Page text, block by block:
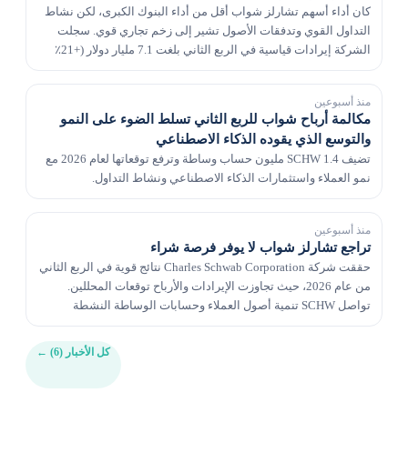
كان أداء أسهم تشارلز شواب أقل من أداء البنوك الكبرى، لكن نشاط
التداول القوي وتدفقات الأصول تشير إلى زخم تجاري قوي. سجلت
الشركة إيرادات قياسية في الربع الثاني بلغت 7.1 مليار دولار (+21٪
منذ أسبوعين
مكالمة أرباح شواب للربع الثاني تسلط الضوء على النمو
والتوسع الذي يقوده الذكاء الاصطناعي
تضيف SCHW 1.4 مليون حساب وساطة وترفع توقعاتها لعام 2026 مع
نمو العملاء واستثمارات الذكاء الاصطناعي ونشاط التداول.
منذ أسبوعين
تراجع تشارلز شواب لا يوفر فرصة شراء
حققت شركة Charles Schwab Corporation نتائج قوية في الربع الثاني
من عام 2026، حيث تجاوزت الإيرادات والأرباح توقعات المحللين.
تواصل SCHW تنمية أصول العملاء وحسابات الوساطة النشطة
كل الأخبار (6) ←